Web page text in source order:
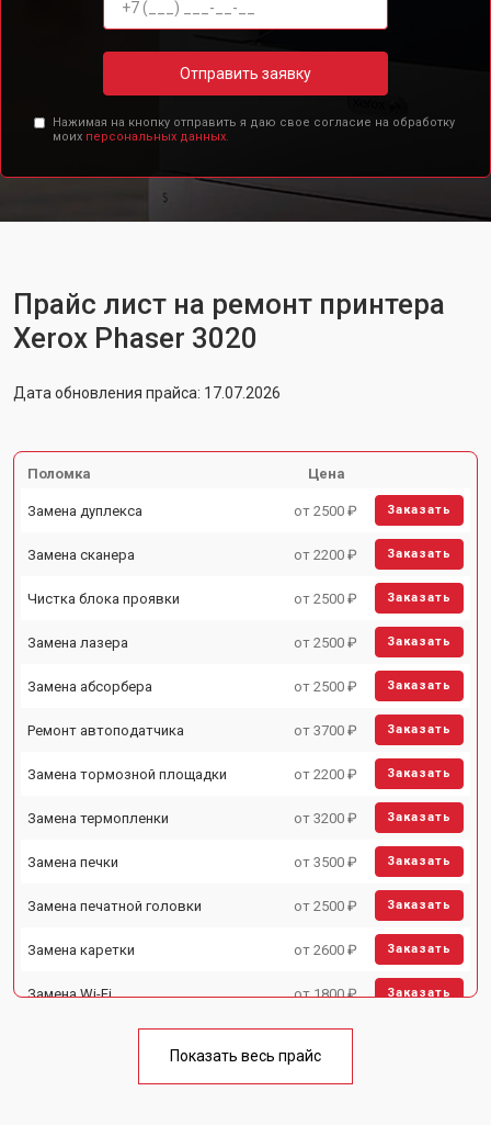
Отправить заявку
Нажимая на кнопку отправить я даю свое согласие на обработку
моих персональных данных.
Прайс лист на ремонт принтера
Xerox Phaser 3020
Дата обновления прайса: 17.07.2026
Поломка Цена
Замена дуплекса от 2500 ₽ Заказать
Замена сканера от 2200 ₽ Заказать
Чистка блока проявки от 2500 ₽ Заказать
Замена лазера от 2500 ₽ Заказать
Замена абсорбера от 2500 ₽ Заказать
Ремонт автоподатчика от 3700 ₽ Заказать
Замена тормозной площадки от 2200 ₽ Заказать
Замена термопленки от 3200 ₽ Заказать
Замена печки от 3500 ₽ Заказать
Замена печатной головки от 2500 ₽ Заказать
Замена каретки от 2600 ₽ Заказать
Замена Wi-Fi от 1800 ₽ Заказать
от 2600 ₽
Показать весь прайс